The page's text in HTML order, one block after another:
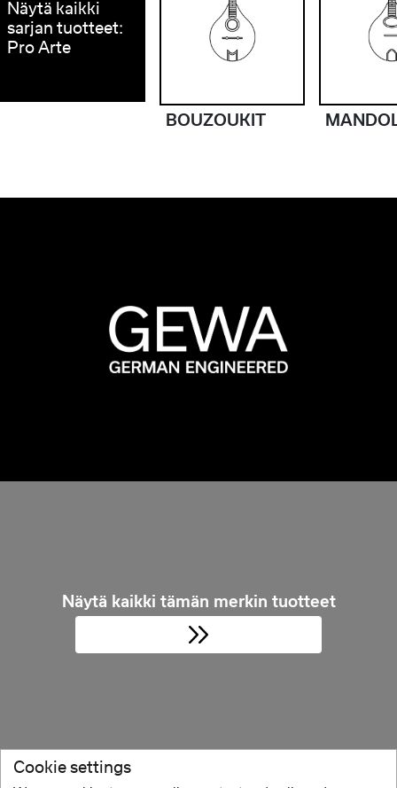
Näytä kaikki
sarjan tuotteet:
Pro Arte
BOUZOUKIT
Näytä kaikki tämän merkin tuotteet
Cookie settings